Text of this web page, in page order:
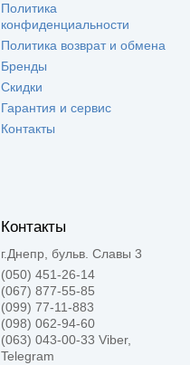
Политика
конфиденциальности
Политика возврат и обмена
Бренды
Скидки
Гарантия и сервис
Контакты
Контакты
г.Днепр, бульв. Славы 3
(050) 451-26-14
(067) 877-55-85
(099) 77-11-883
(098) 062-94-60
(063) 043-00-33 Viber,
Telegram